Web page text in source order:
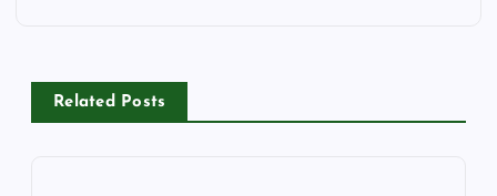
v
Related Posts